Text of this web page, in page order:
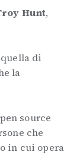
Hunt,
di
la
source
che
in cui opera